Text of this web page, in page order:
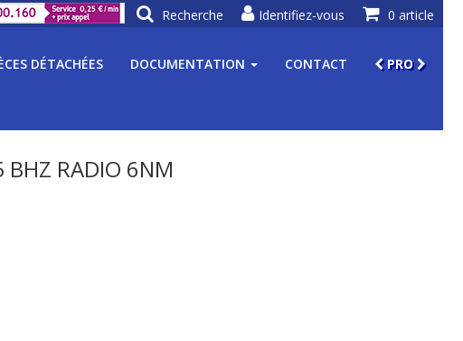
DÉTACHÉES DOCUMENTATION CONTACT PRO
BHZ RADIO 6NM
0 article
Identifiez-vous
Recherche